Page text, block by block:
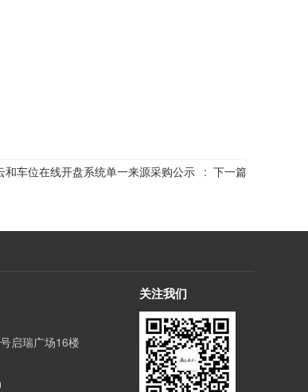
下一篇
:
和车位在线开盘系统单一来源采购公示
启瑞广场16楼
关注我们